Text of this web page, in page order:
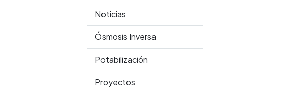
Noticias
Ósmosis Inversa
Potabilización
Proyectos